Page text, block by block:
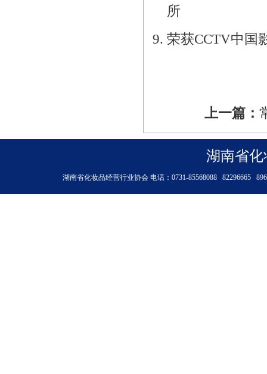
所
9. 荣获CCTV中国
上一篇：
湖南省
湖南省化妆品经营行业协会 电话：0731-85568088 82296665